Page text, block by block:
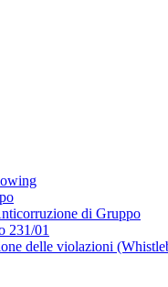
di Gruppo
231/01
delle violazioni